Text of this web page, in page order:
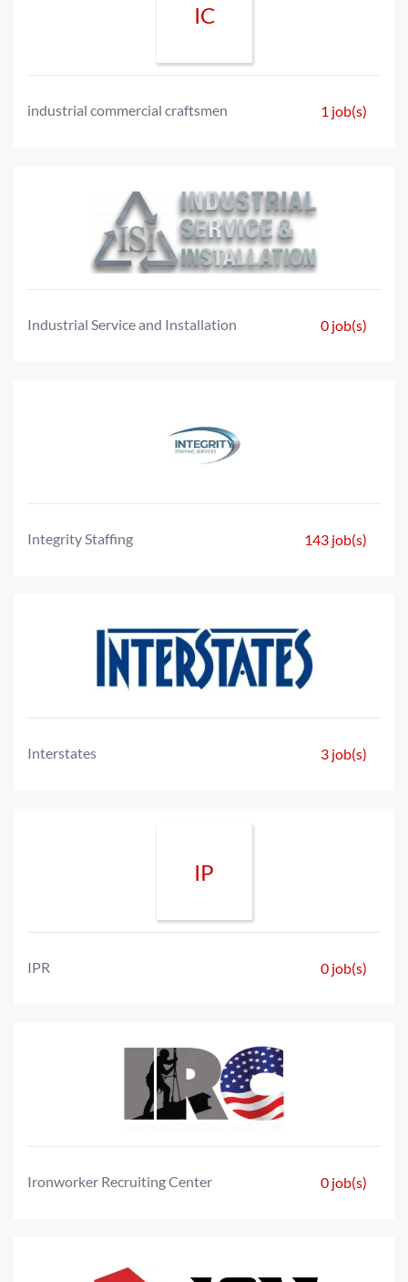
IC
industrial commercial craftsmen 1 job(s)
Industrial Service and Installation 0 job(s)
Integrity Staffing 143 job(s)
Interstates 3 job(s)
IP
IPR 0 job(s)
Ironworker Recruiting Center 0 job(s)